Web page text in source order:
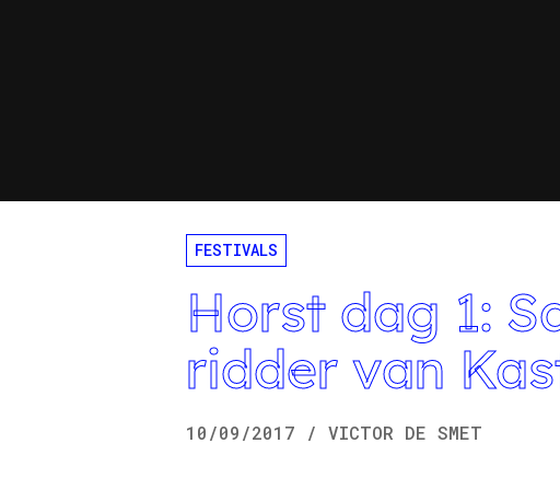
FESTIVALS
Horst dag 1:
ridder van
10/09/2017 / VICTOR DE SMET